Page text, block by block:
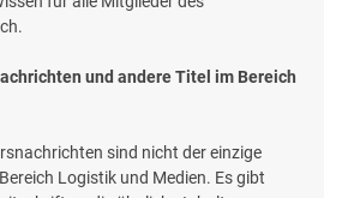
und andere Titel im Bereich
sind nicht der einzige
Logistik und Medien. Es gibt